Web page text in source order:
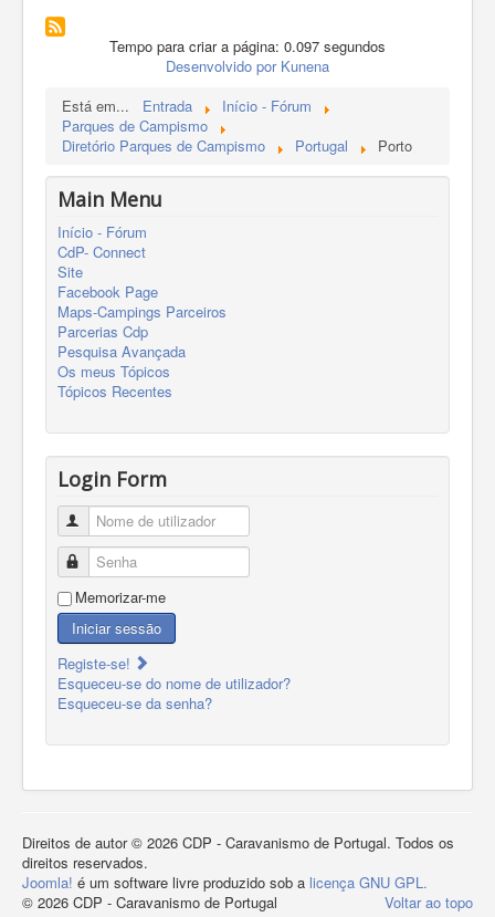
Tempo para criar a página: 0.097 segundos
Desenvolvido por Kunena
Está em...
Entrada
Início - Fórum
Parques de Campismo
Diretório Parques de Campismo
Portugal Porto
Main Menu
Início - Fórum
CdP- Connect
Site
Facebook Page
Maps-Campings Parceiros
Parcerias Cdp
Pesquisa Avançada
Os meus Tópicos
Tópicos Recentes
Login Form
Nome de utilizador
Senha
Memorizar-me
Iniciar sessão
Registe-se!
Esqueceu-se do nome de utilizador?
Esqueceu-se da senha?
Direitos de autor © 2026 CDP - Caravanismo de Portugal. Todos os
direitos reservados.
Joomla! é um software livre produzido sob a licença GNU GPL.
Voltar ao topo
© 2026 CDP - Caravanismo de Portugal